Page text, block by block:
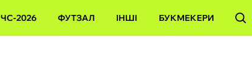
ЧС-2026 ФУТЗАЛ ІНШІ БУКМЕКЕРИ